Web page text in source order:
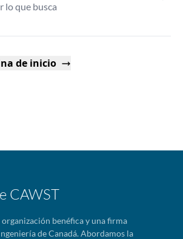
lo que busca
de inicio
CAWST
organización benéfica y una firma
de Canadá. Abordamos la